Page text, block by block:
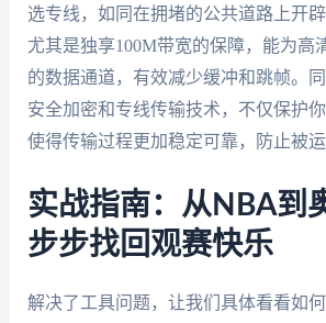
选专线，如同在拥堵的公共道路上开辟
尤其是独享100M带宽的保障，能为高
的数据通道，有效减少缓冲和跳帧。
安全加密和专线传输技术，不仅保护
使得传输过程更加稳定可靠，防止被运
实战指南：从NBA到
步步找回观赛快乐
解决了工具问题，让我们具体看看如